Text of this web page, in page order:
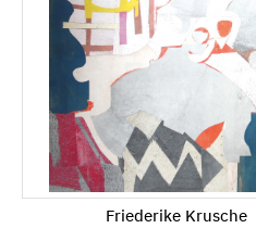
Friederike Krusche